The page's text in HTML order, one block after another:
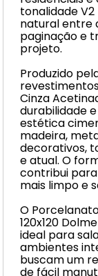
tonalidade
natural entre
paginação e
projeto.
Produzido
Cinza
durabilidade
estética
madeira,
decorativos,
e atual. O
contribui
mais limpo e
O
120x120
ideal para
ambientes
buscam um
de fácil